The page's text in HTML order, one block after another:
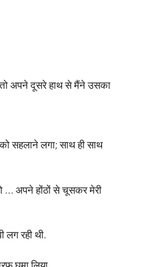
अपने दूसरे हाथ से मैंने उसका
सहलाने लगा; साथ ही साथ
… अपने होंठों से चूसकर मेरी
लग रही थी.